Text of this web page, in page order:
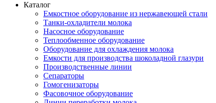
Каталог
Емкостное оборудование из нержавеющей стали
Танки-охладители молока
Насосное оборудование
Теплообменное оборудование
Оборудование для охлаждения молока
Емкости для производства шоколадной глазури
Производственные линии
Сепараторы
Гомогенизаторы
Фасовочное оборудование